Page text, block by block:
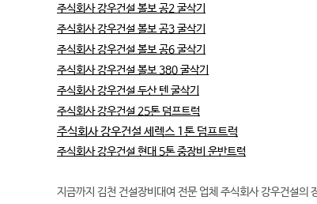
주식회사 강우건설 볼보 공2 굴삭기
주식회사 강우건설 볼보 공3 굴삭기
주식회사 강우건설 볼보 공6 굴삭기
주식회사 강우건설 볼보 380 굴삭기
주식회사 강우건설 두산 텐 굴삭기
주식회사 강우건설 25톤 덤프트럭
주식회사 강우건설 세렉스 1톤 덤프트럭
주식회사 강우건설 현대 5톤 중장비 운반트럭
지금까지 김천 건설장비대여 전문 업체 주식회사 강우건설의